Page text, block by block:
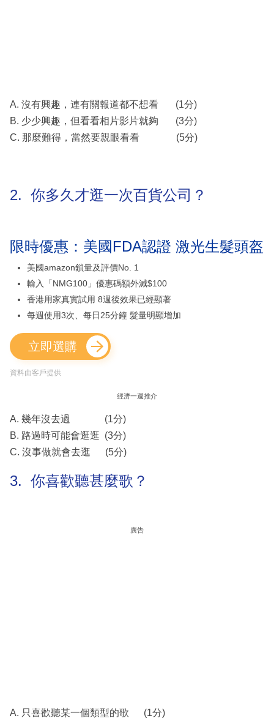
A. 沒有興趣，連有關報道都不想看 (1分)
B. 少少興趣，但看看相片影片就夠 (3分)
C. 那麼難得，當然要親眼看看 (5分)
2. 你多久才逛一次百貨公司？
限時優惠：美國FDA認證 激光生髮頭盔
美國amazon鎖量及評價No. 1
輸入「NMG100」優惠碼額外減$100
香港用家真實試用 8週後效果已經顯著
每週使用3次、每日25分鐘 髮量明顯增加
立即選購
資料由客戶提供
經濟一週推介
A. 幾年沒去過 (1分)
B. 路過時可能會逛逛 (3分)
C. 沒事做就會去逛 (5分)
3. 你喜歡聽甚麼歌？
廣告
A. 只喜歡聽某一個類型的歌 (1分)